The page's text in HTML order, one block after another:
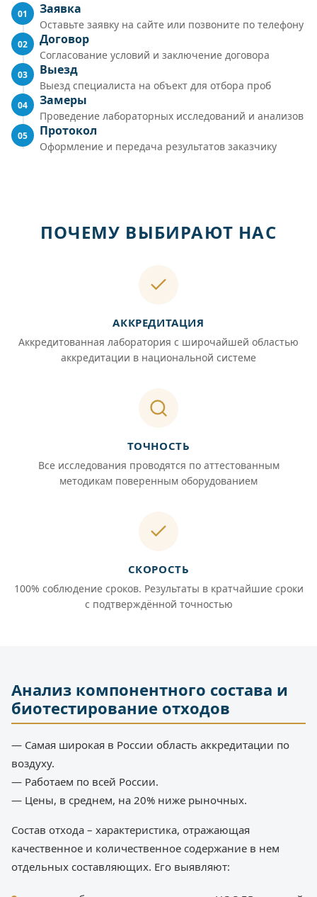
01 Заявка
Оставьте заявку на сайте или позвоните по телефону
02 Договор
Согласование условий и заключение договора
03 Выезд
Выезд специалиста на объект для отбора проб
04 Замеры
Проведение лабораторных исследований и анализов
05 Протокол
Оформление и передача результатов заказчику
ПОЧЕМУ ВЫБИРАЮТ НАС
АККРЕДИТАЦИЯ
Аккредитованная лаборатория с широчайшей областью
аккредитации в национальной системе
ТОЧНОСТЬ
Все исследования проводятся по аттестованным
методикам поверенным оборудованием
СКОРОСТЬ
100% соблюдение сроков. Результаты в кратчайшие сроки
с подтверждённой точностью
Анализ компонентного состава и
биотестирование отходов
— Самая широкая в России область аккредитации по
воздуху.
— Работаем по всей России.
— Цены, в среднем, на 20% ниже рыночных.
Состав отхода – характеристика, отражающая
качественное и количественное содержание в нем
отдельных составляющих. Его выявляют: